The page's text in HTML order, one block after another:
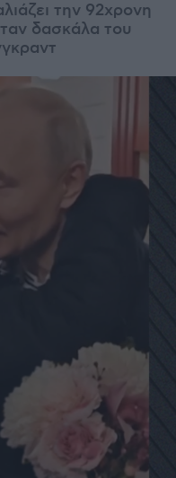
την 92χρονη
δασκάλα του